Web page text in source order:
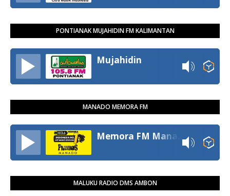
PONTIANAK MUJAHIDIN FM KALIMANTAN
Mujahidin
MANADO MEMORA FM
MALUKU RADIO DMS AMBON